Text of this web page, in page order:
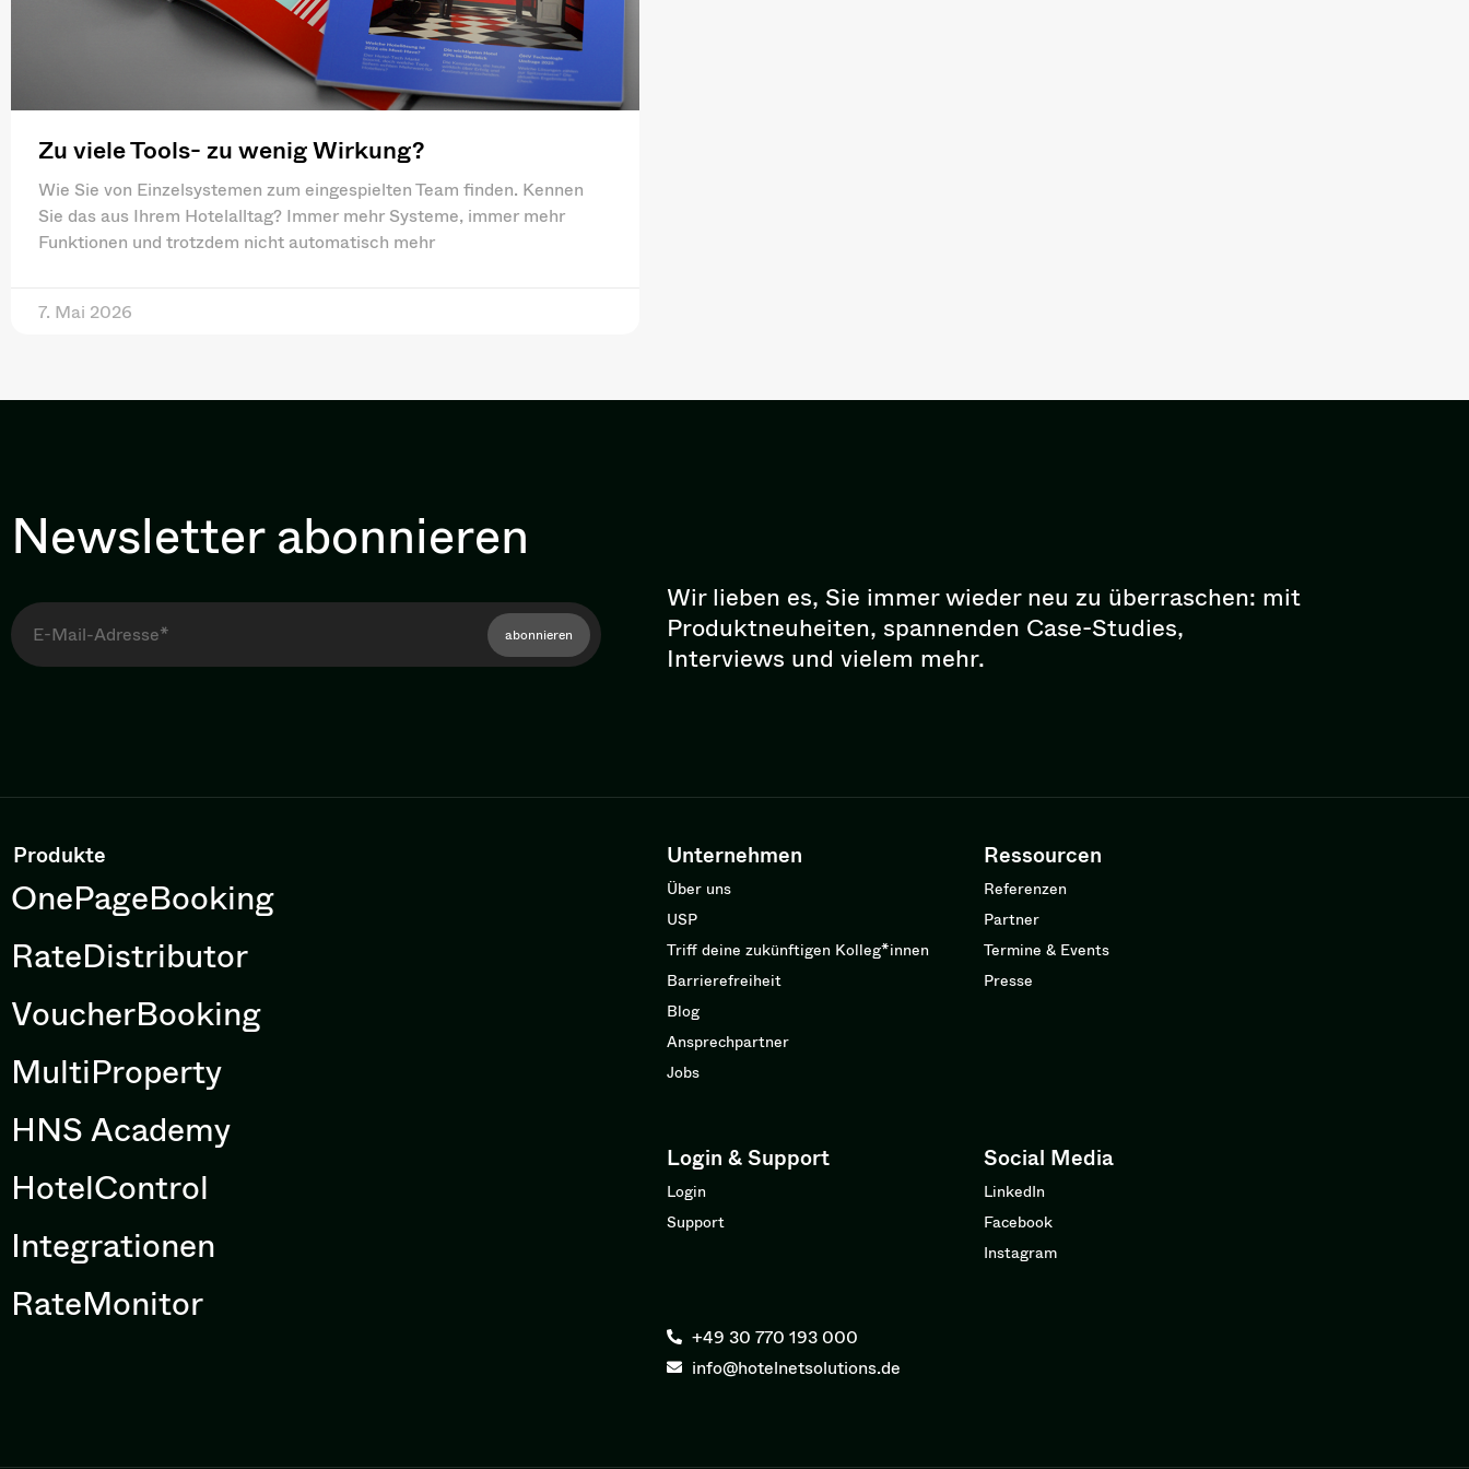
Zu viele Tools- zu wenig Wirkung?
Wie Sie von Einzelsystemen zum eingespielten Team finden. Kennen
Sie das aus Ihrem Hotelalltag? Immer mehr Systeme, immer mehr
Funktionen und trotzdem nicht automatisch mehr
7. Mai 2026
Newsletter abonnieren
abonnieren
Wir lieben es, Sie immer wieder neu zu überraschen: mit
Pro­dukt­neu­hei­ten, spannenden Case-Studies,
Interviews und vielem mehr.
Produkte
OnePageBooking
RateDistributor
VoucherBooking
MultiProperty
HNS Academy
HotelControl
Integrationen
RateMonitor
Unternehmen
Über uns
USP
Triff deine zukünftigen Kolleg*innen
Barrierefreiheit
Blog
Ansprechpartner
Jobs
Ressourcen
Referenzen
Partner
Termine & Events
Presse
Login & Support
Login
Support
Social Media
LinkedIn
Facebook
Instagram
+49 30 770 193 000
info@hotelnetsolutions.de